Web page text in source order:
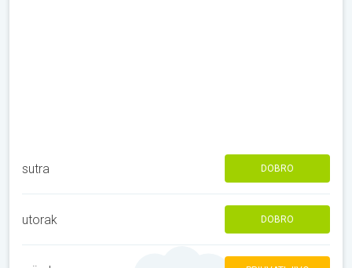
sutra DOBRO
utorak DOBRO